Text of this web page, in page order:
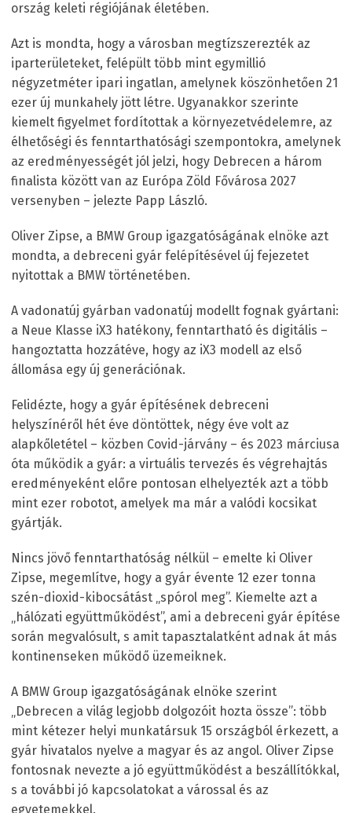
ország keleti régiójának életében.
Azt is mondta, hogy a városban megtízszerezték az
iparterületeket, felépült több mint egymillió
négyzetméter ipari ingatlan, amelynek köszönhetően 21
ezer új munkahely jött létre. Ugyanakkor szerinte
kiemelt figyelmet fordítottak a környezetvédelemre, az
élhetőségi és fenntarthatósági szempontokra, amelynek
az eredményességét jól jelzi, hogy Debrecen a három
finalista között van az Európa Zöld Fővárosa 2027
versenyben – jelezte Papp László.
Oliver Zipse, a BMW Group igazgatóságának elnöke azt
mondta, a debreceni gyár felépítésével új fejezetet
nyitottak a BMW történetében.
A vadonatúj gyárban vadonatúj modellt fognak gyártani:
a Neue Klasse iX3 hatékony, fenntartható és digitális –
hangoztatta hozzátéve, hogy az iX3 modell az első
állomása egy új generációnak.
Felidézte, hogy a gyár építésének debreceni
helyszínéről hét éve döntöttek, négy éve volt az
alapkőletétel – közben Covid-járvány – és 2023 márciusa
óta működik a gyár: a virtuális tervezés és végrehajtás
eredményeként előre pontosan elhelyezték azt a több
mint ezer robotot, amelyek ma már a valódi kocsikat
gyártják.
Nincs jövő fenntarthatóság nélkül – emelte ki Oliver
Zipse, megemlítve, hogy a gyár évente 12 ezer tonna
szén-dioxid-kibocsátást „spórol meg”. Kiemelte azt a
„hálózati együttműködést”, ami a debreceni gyár építése
során megvalósult, s amit tapasztalatként adnak át más
kontinenseken működő üzemeiknek.
A BMW Group igazgatóságának elnöke szerint
„Debrecen a világ legjobb dolgozóit hozta össze”: több
mint kétezer helyi munkatársuk 15 országból érkezett, a
gyár hivatalos nyelve a magyar és az angol. Oliver Zipse
fontosnak nevezte a jó együttműködést a beszállítókkal,
s a további jó kapcsolatokat a várossal és az
egyetemekkel.